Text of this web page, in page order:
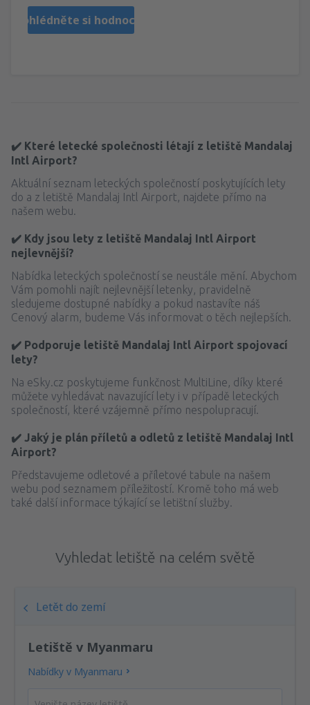
Prohlédněte si hodnocení
✔️ Které letecké společnosti létají z letiště Mandalaj
Intl Airport?
Aktuální seznam leteckých společností poskytujících lety
do a z letiště Mandalaj Intl Airport, najdete přímo na
našem webu.
✔️ Kdy jsou lety z letiště Mandalaj Intl Airport
nejlevnější?
Nabídka leteckých společností se neustále mění. Abychom
Vám pomohli najít nejlevnější letenky, pravidelně
sledujeme dostupné nabídky a pokud nastavíte náš
Cenový alarm, budeme Vás informovat o těch nejlepších.
✔️ Podporuje letiště Mandalaj Intl Airport spojovací
lety?
Na eSky.cz poskytujeme funkčnost MultiLine, díky které
můžete vyhledávat navazující lety i v případě leteckých
společností, které vzájemně přímo nespolupracují.
✔️ Jaký je plán příletů a odletů z letiště Mandalaj Intl
Airport?
Představujeme odletové a příletové tabule na našem
webu pod seznamem příležitostí. Kromě toho má web
také další informace týkající se letištní služby.
Vyhledat letiště na celém světě
Letět do zemí
Letiště v Myanmaru
Nabídky v Myanmaru